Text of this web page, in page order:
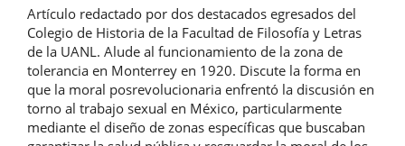
Artículo redactado por dos destacados egresados del
Colegio de Historia de la Facultad de Filosofía y Letras
de la UANL. Alude al funcionamiento de la zona de
tolerancia en Monterrey en 1920. Discute la forma en
que la moral posrevolucionaria enfrentó la discusión en
torno al trabajo sexual en México, particularmente
mediante el diseño de zonas específicas que buscaban